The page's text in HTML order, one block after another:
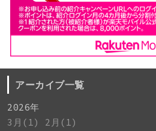
アーカイブ一覧
2026年
3月(1)
2月(1)